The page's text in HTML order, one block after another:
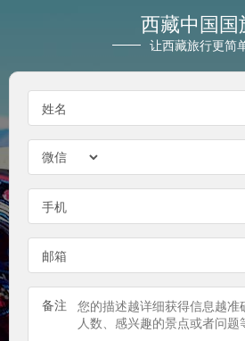
西藏中国国
让西藏旅行更简
姓名
手机
邮箱
备注